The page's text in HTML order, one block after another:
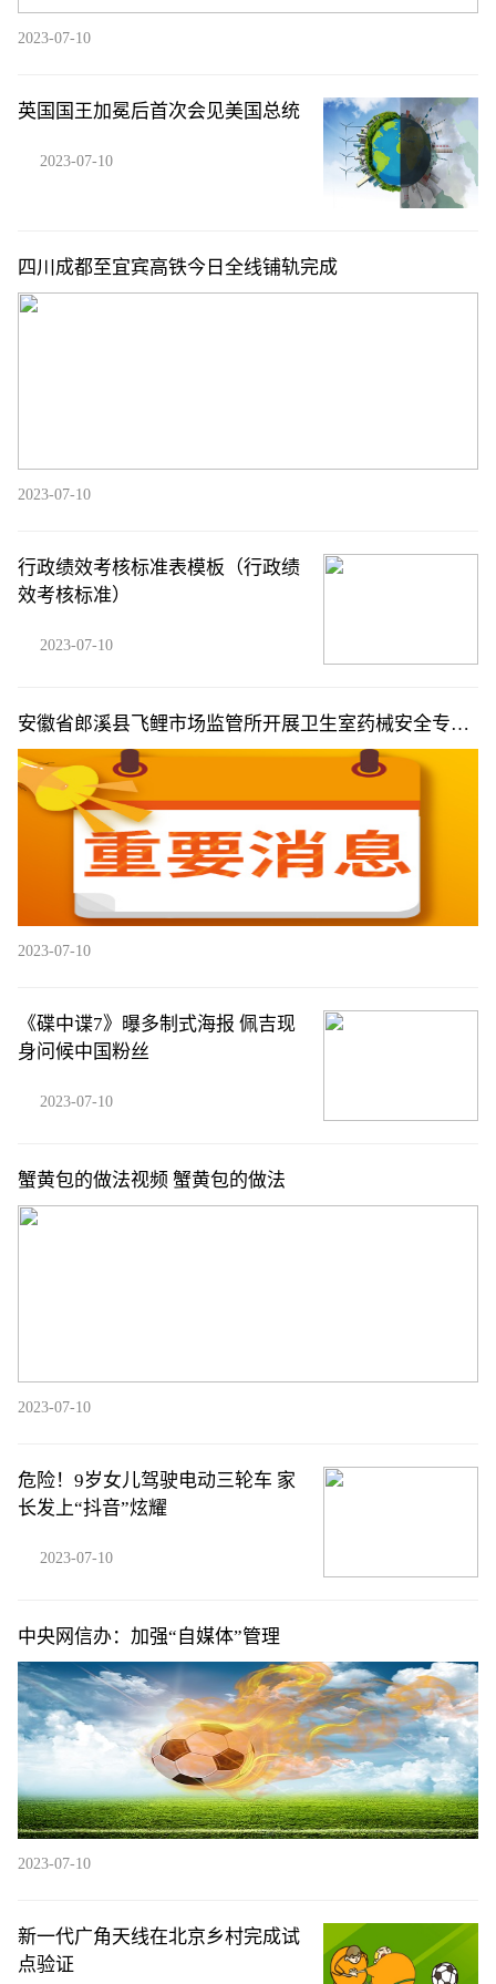
2023-07-10
英国国王加冕后首次会见美国总统
2023-07-10
四川成都至宜宾高铁今日全线铺轨完成
2023-07-10
行政绩效考核标准表模板（行政绩
效考核标准）
2023-07-10
安徽省郎溪县飞鲤市场监管所开展卫生室药械安全专项
检查
2023-07-10
《碟中谍7》曝多制式海报 佩吉现
身问候中国粉丝
2023-07-10
蟹黄包的做法视频 蟹黄包的做法
2023-07-10
危险！9岁女儿驾驶电动三轮车 家
长发上“抖音”炫耀
2023-07-10
中央网信办：加强“自媒体”管理
2023-07-10
新一代广角天线在北京乡村完成试
点验证